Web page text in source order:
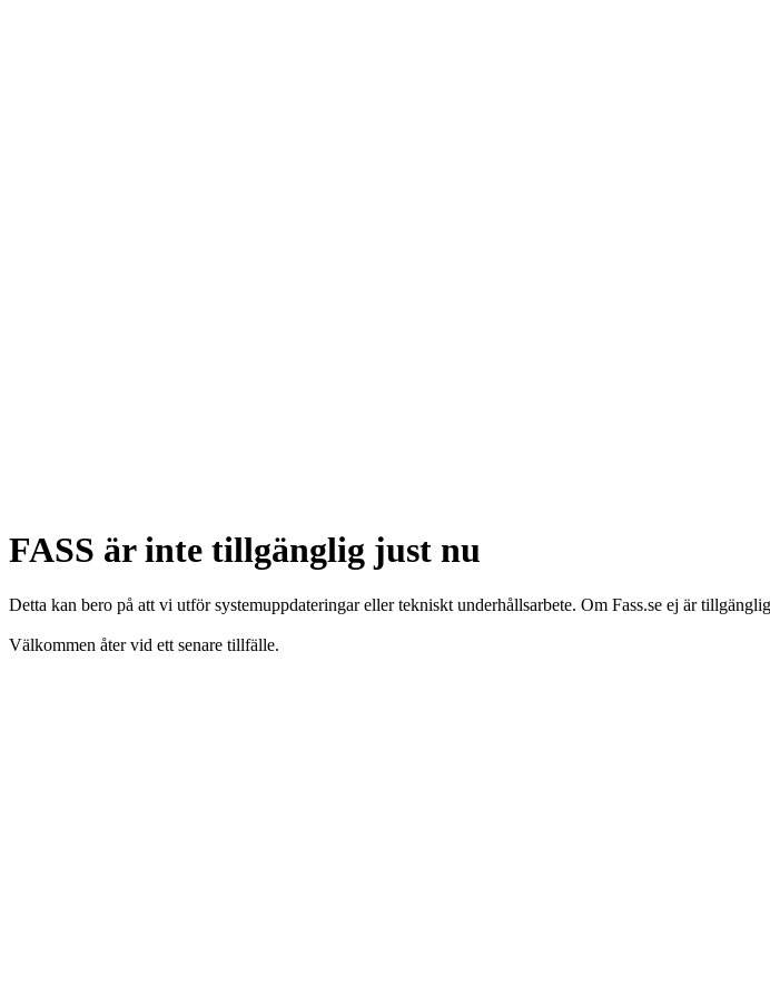
FASS är inte tillgänglig just nu
Detta kan bero på att vi utför systemuppdateringar eller tekniskt underhållsarbete. Om Fass.se ej är
Välkommen åter vid ett senare tillfälle.